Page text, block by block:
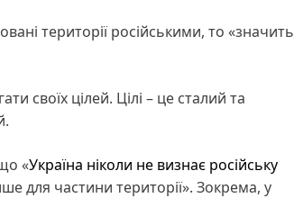
території російськими, то «значить
своїх цілей. Цілі – це сталий та
«Україна ніколи не визнає російську
для частини території». Зокрема, у